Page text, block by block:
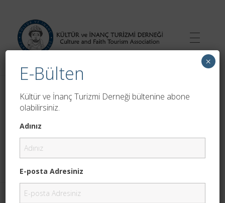
Kültür ve İnanç Turizmi Derneği
Anasayfa » Arşiv Kültür ve İnanç Turizmi Derneği »
2
All posts by : Kültür
ve İnanç Turizmi
Derneği
E-Bülten
Kültür ve İnanç Turizmi Derneği bültenine abone
olabilirsiniz.
Adınız
E-posta Adresiniz
×